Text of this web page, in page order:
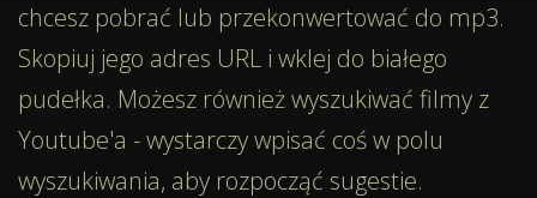
chcesz pobrać lub przekonwertować do mp3.
Skopiuj jego adres URL i wklej do białego
pudełka. Możesz również wyszukiwać filmy z
Youtube'a - wystarczy wpisać coś w polu
wyszukiwania, aby rozpocząć sugestie.